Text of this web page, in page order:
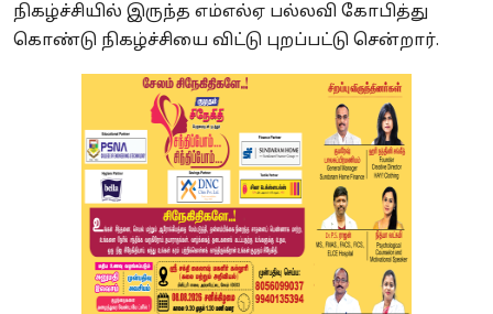
நிகழ்ச்சியில் இருந்த எம்எல்ஏ பல்லவி கோபித்து
கொண்டு நிகழ்ச்சியை விட்டு புறப்பட்டு சென்றார்.